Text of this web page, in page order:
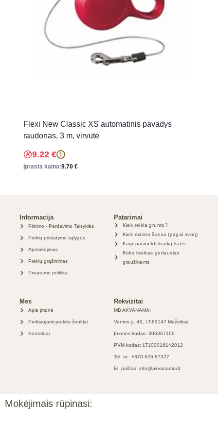
Flexi New Classic XS automatinis pavadys
raudonas, 3 m, virvutė
9.22 € !
Įprasta kaina:9.70 €
Informacija
Pirkimo - Pardavimo Taisyklės
Prekių pristatymo sąlygos
Apmokėjimas
Prekių grąžinimas
Privatumo politika
Patarimai
Kiek reikia grunto?
Kiek maisto šuniui (pagal svorį)
Kaip pasirinkti kraiką katei
Koks kraikas geriausias
graužikams
Mes
Apie įmonė
Prekiaujami prekės ženklai
Kontaktai
Rekvizitai
MB AKVANAMAI
Ventos g. 49, LT-89147 Mažeikiai
Įmonės kodas: 306367166
PVM kodas: LT100016142012
Tel. nr.: +370 626 87327
El. paštas: info@akvanamai.lt
Mokėjimais rūpinasi: